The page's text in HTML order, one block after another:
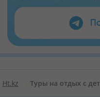
Ht.kz Туры на отдых с